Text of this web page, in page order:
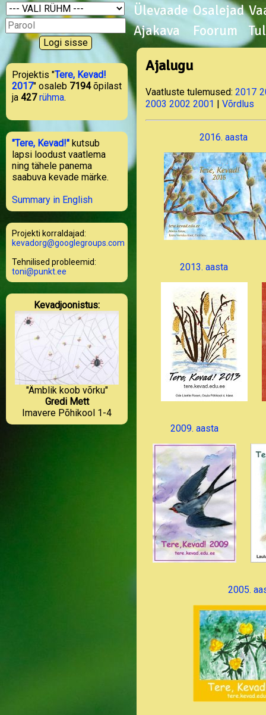
Projektis "Tere, Kevad!
2017" osaleb 7194õpilast
ja 427 rühma.
"Tere, Kevad!" kutsub
lapsi loodust vaatlema
ning tähele panema
saabuva kevade märke.
Summary in English
Projekti korraldajad:
kevadorg@googlegroups.com
Tehnilised probleemid:
toni@punkt.ee
Kevadjoonistus:
"Ämblik koob võrku"
Gredi Mett
Imavere Põhikool 1-4
Ülevaade Osalejad
Ajakava
Foorum
Ajalugu
Vaatluste tulemused:2017
2003 2002 2001 | Võrdlus
2016. aasta
2013. aasta
2009. aasta
2005.